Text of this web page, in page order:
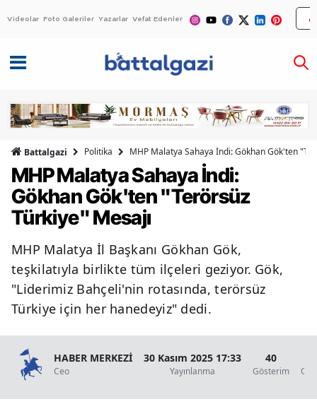
Videolar Foto Galeriler Yazarlar Vefat Edenler
Battalgazi Politika MHP Malatya Sahaya İndi: Gökhan Gök'ten
MHP Malatya Sahaya İndi:
Gökhan Gök'ten "Terörsüz
Türkiye" Mesajı
MHP Malatya İl Başkanı Gökhan Gök,
teşkilatıyla birlikte tüm ilçeleri geziyor. Gök,
"Liderimiz Bahçeli'nin rotasında, terörsüz
Türkiye için her hanedeyiz" dedi.
HABER MERKEZİ
Ceo
30 Kasım 2025 17:33
Yayınlanma
40
Gösterim